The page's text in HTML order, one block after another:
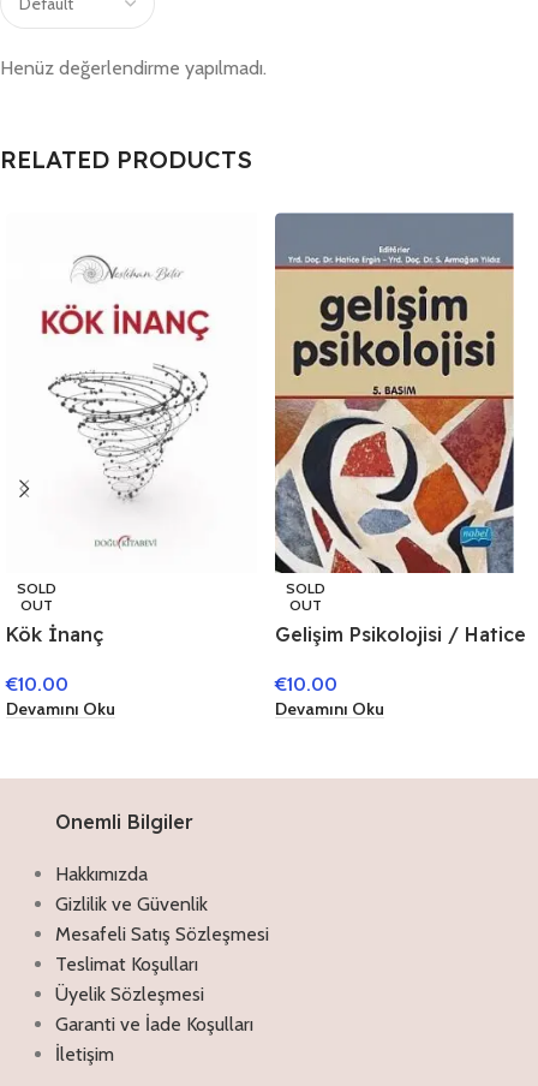
Henüz değerlendirme yapılmadı.
RELATED PRODUCTS
SOLD
OUT
Kök İnanç
€10.00
Devamını Oku
SOLD
OUT
Gelişim Psikolojisi / Hatice
€10.00
Devamını Oku
Onemli Bilgiler
Hakkımızda
Gizlilik ve Güvenlik
Mesafeli Satış Sözleşmesi
Teslimat Koşulları
Üyelik Sözleşmesi
Garanti ve İade Koşulları
İletişim